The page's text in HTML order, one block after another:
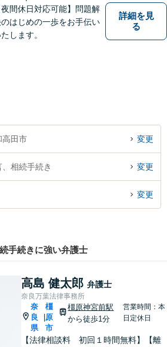
夜間休日対応可能】問題解
はじめの一歩をお手伝い
します。
詳細を見
る
高田市 変更
相続手続き 変更
変更
手続きに強い弁護士
高島 健太郎 弁護士
奈良万葉法律事務所
奈
良
県
橿
原
市
橿原神宮前駅
から徒歩1分
営業時間：本
日定休日
【法律相談料 初回１時間無料】【離